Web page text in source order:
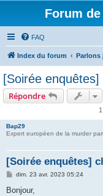
Forum
FAQ
Index du forum Parlons
[Soirée
Répondre
Bap29
Expert européen de la murder
[Soirée enquêtes]
M
s
dim. 23 avr. 2023 05:24
Bonjour,